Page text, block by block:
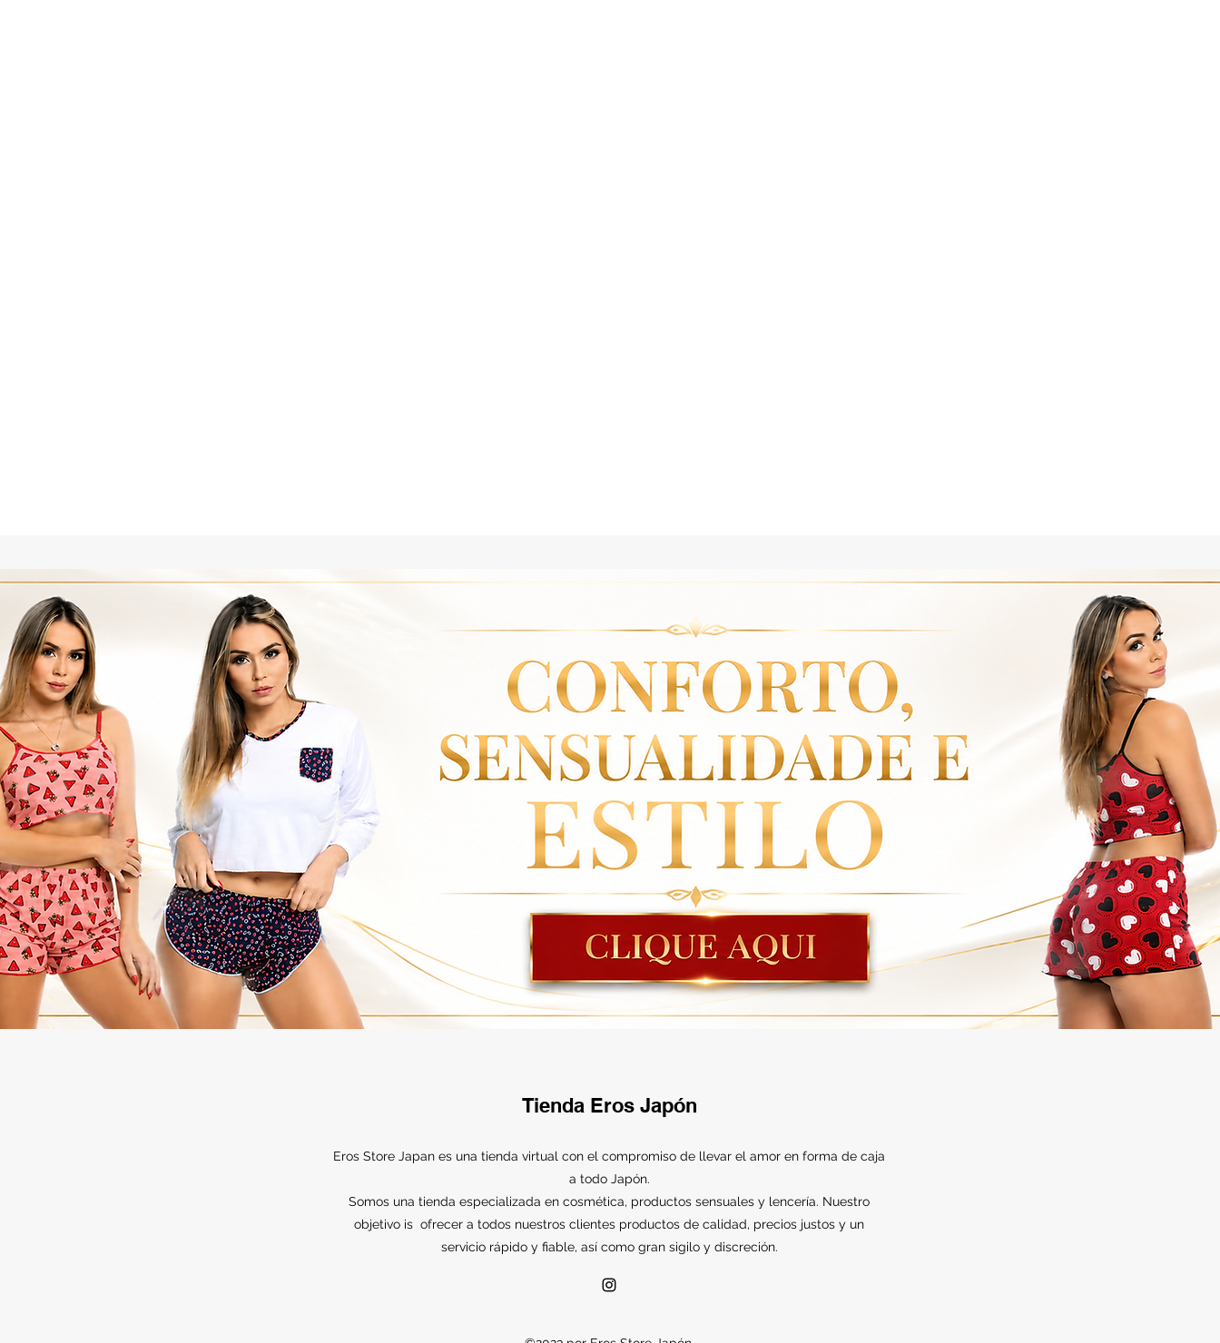
Tienda Eros Japón
Eros Store Japan es una tienda virtual con el compromiso de llevar el amor en forma de caja
a todo Japón.
Somos una tienda especializada en cosmética, productos sensuales y lencería. Nuestro
objetivo is ofrecer a todos nuestros clientes productos de calidad, precios justos y un
servicio rápido y fiable, así como gran sigilo y discreción.